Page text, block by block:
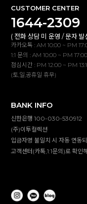
CUSTOMER CENTER
1644-2309
( 전화 상담 미 운영 / 문자 발
카카오톡 : AM 10:00 ~ PM
1:1 문의 : AM 10:00 ~ PM 17:00
점심시간 : PM 12:00 ~ PM
(토,일,공휴일 휴무)
BANK INFO
신한은행 100-030-530912
(주)이투컬렉션
입금자명 불일치 시 자동 연동
고객센터(카톡,1:1문의)로 확인